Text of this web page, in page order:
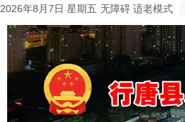
2026年8月7日 星期五 无障碍 适老模式